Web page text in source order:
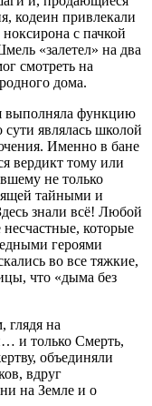
кодеин привлекали
с пачкой
«залетел» на два
смотреть на
дома.
выполняла функцию
являлась школой
Именно в бане
вердикт тому или
не только
тайными и
знали всё! Любой
несчастные, которые
героями
во все тяжкие,
что «дыма без
глядя на
и только Смерть,
объединяли
вдруг
на Земле и о